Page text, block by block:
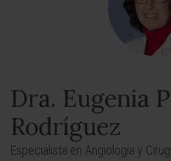
Dra. Eugenia
Rodríguez
Especialista en Angiología y